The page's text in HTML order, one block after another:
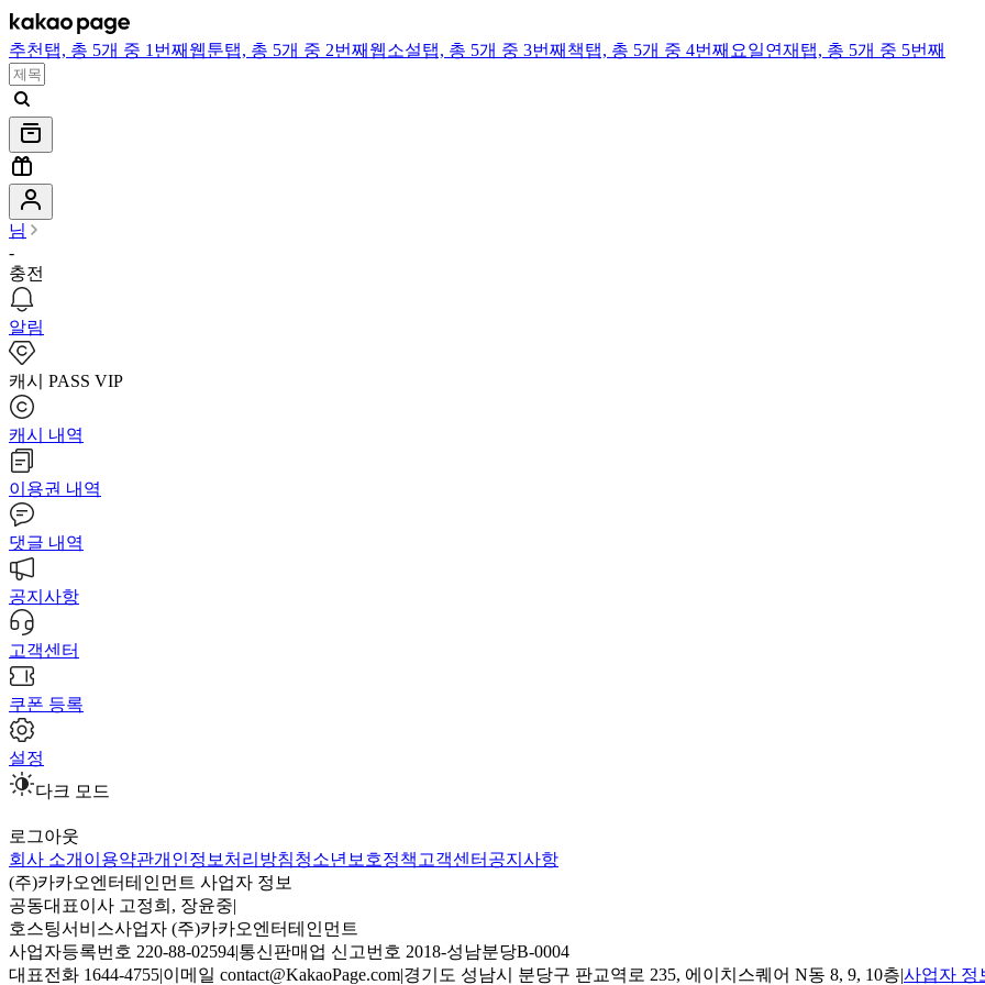
추천 탭, 총 5개 중 1번째 웹툰탭, 총 5개 중 2번째 웹소설탭, 총 5개 중 3번째 책탭, 총 5개 중 4번째 요일연재 탭, 총 5개 중 5번째
님
-
충전
알림
캐시 PASS VIP
캐시 내역
이용권 내역
댓글 내역
공지사항
고객센터
쿠폰 등록
설정
다크 모드
로그아웃
회사 소개 이용약관개인정보처리방침청소년보호정책 고객센터 공지사항
(주)카카오엔터테인먼트 사업자 정보
공동대표이사 고정희, 장윤중|
호스팅서비스사업자 (주)카카오엔터테인먼트
사업자등록번호 220-88-02594|통신판매업 신고번호 2018-성남분당B-0004
대표전화 1644-4755|이메일 contact@KakaoPage.com|경기도 성남시 분당구 판교역로 235, 에이치스퀘어 N동 8, 9, 10층|사업자 정